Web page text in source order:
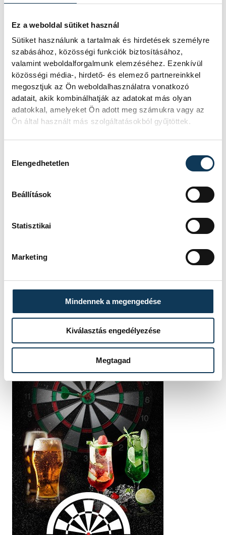
Ez a weboldal sütiket használ
Sütiket használunk a tartalmak és hirdetések személyre
szabásához, közösségi funkciók biztosításához,
valamint weboldalforgalmunk elemzéséhez. Ezenkívül
közösségi média-, hirdető- és elemező partnereinkkel
megosztjuk az Ön weboldalhasználatra vonatkozó
adatait, akik kombinálhatják az adatokat más olyan
adatokkal, amelyeket Ön adott meg számukra vagy az
Ön által használt más szolgáltatásokból gyűjtöttek.
Elengedhetetlen
Beállítások
Statisztikai
Marketing
Mindennek a megengedése
Kiválasztás engedélyezése
Megtagad
Csolnoky Ferenc Kórház
Dr. Lippai Norbert
adományozás
Rotary Club Veszprém
oxigénadagoló készülék
FOTÓS
Kovács
Bálint